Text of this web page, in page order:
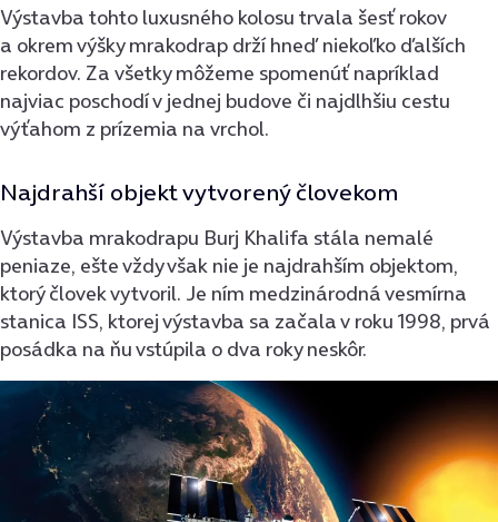
Výstavba tohto luxusného kolosu trvala šesť rokov
a okrem výšky mrakodrap drží hneď niekoľko ďalších
rekordov. Za všetky môžeme spomenúť napríklad
najviac poschodí v jednej budove či najdlhšiu cestu
výťahom z prízemia na vrchol.
Najdrahší objekt vytvorený človekom
Výstavba mrakodrapu Burj Khalifa stála nemalé
peniaze, ešte vždy však nie je najdrahším objektom,
ktorý človek vytvoril. Je ním medzinárodná vesmírna
stanica ISS, ktorej výstavba sa začala v roku 1998, prvá
posádka na ňu vstú­pila o dva roky neskôr.